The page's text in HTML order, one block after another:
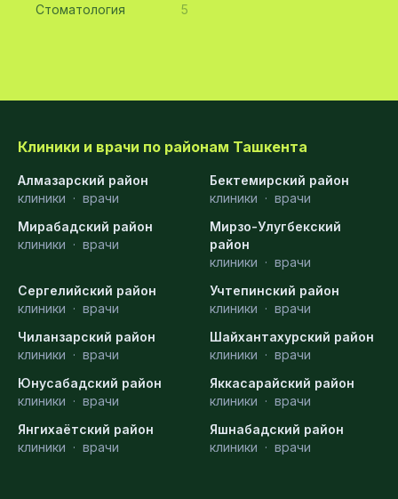
Стоматология 5
Клиники и врачи по районам Ташкента
Алмазарский район
клиники · врачи
Бектемирский район
клиники · врачи
Мирабадский район
клиники · врачи
Мирзо-Улугбекский
район
клиники · врачи
Сергелийский район
клиники · врачи
Учтепинский район
клиники · врачи
Чиланзарский район
клиники · врачи
Шайхантахурский район
клиники · врачи
Юнусабадский район
клиники · врачи
Яккасарайский район
клиники · врачи
Янгихаётский район
клиники · врачи
Яшнабадский район
клиники · врачи